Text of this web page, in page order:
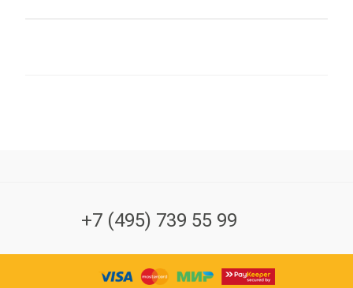
+7 (495) 739 55 99